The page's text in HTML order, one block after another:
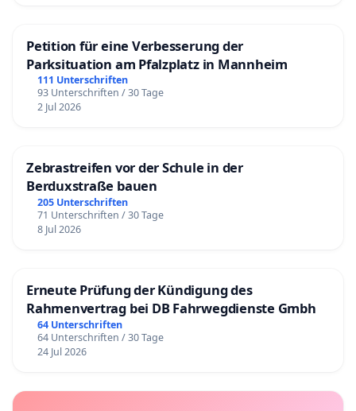
Petition für eine Verbesserung der
Parksituation am Pfalzplatz in Mannheim
111 Unterschriften
93 Unterschriften / 30 Tage
2 Jul 2026
Zebrastreifen vor der Schule in der
Berduxstraße bauen
205 Unterschriften
71 Unterschriften / 30 Tage
8 Jul 2026
Erneute Prüfung der Kündigung des
Rahmenvertrag bei DB Fahrwegdienste Gmbh
64 Unterschriften
64 Unterschriften / 30 Tage
24 Jul 2026